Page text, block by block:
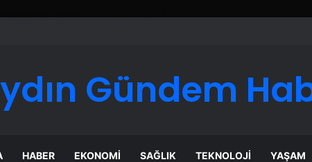
Gündem
HABER EKONOMI SAĞLIK TEKNOLOJI YAŞAM